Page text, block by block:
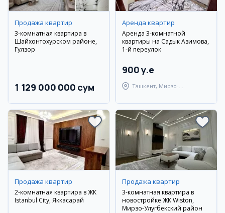
Продажа квартир
3-комнатная квартира в
Шайхонтохурском районе,
Гулзор
1 129 000 000 сум
Аренда квартир
Аренда 3-комнатной
квартиры на Садык Азимова,
1-й переулок
900 y.e
Ташкент, Мирзо-
Продажа квартир
2-комнатная квартира в ЖК
Istanbul City, Яккасарай
Продажа квартир
3-комнатная квартира в
новостройке ЖК Wiston,
Мирзо-Улугбекский район